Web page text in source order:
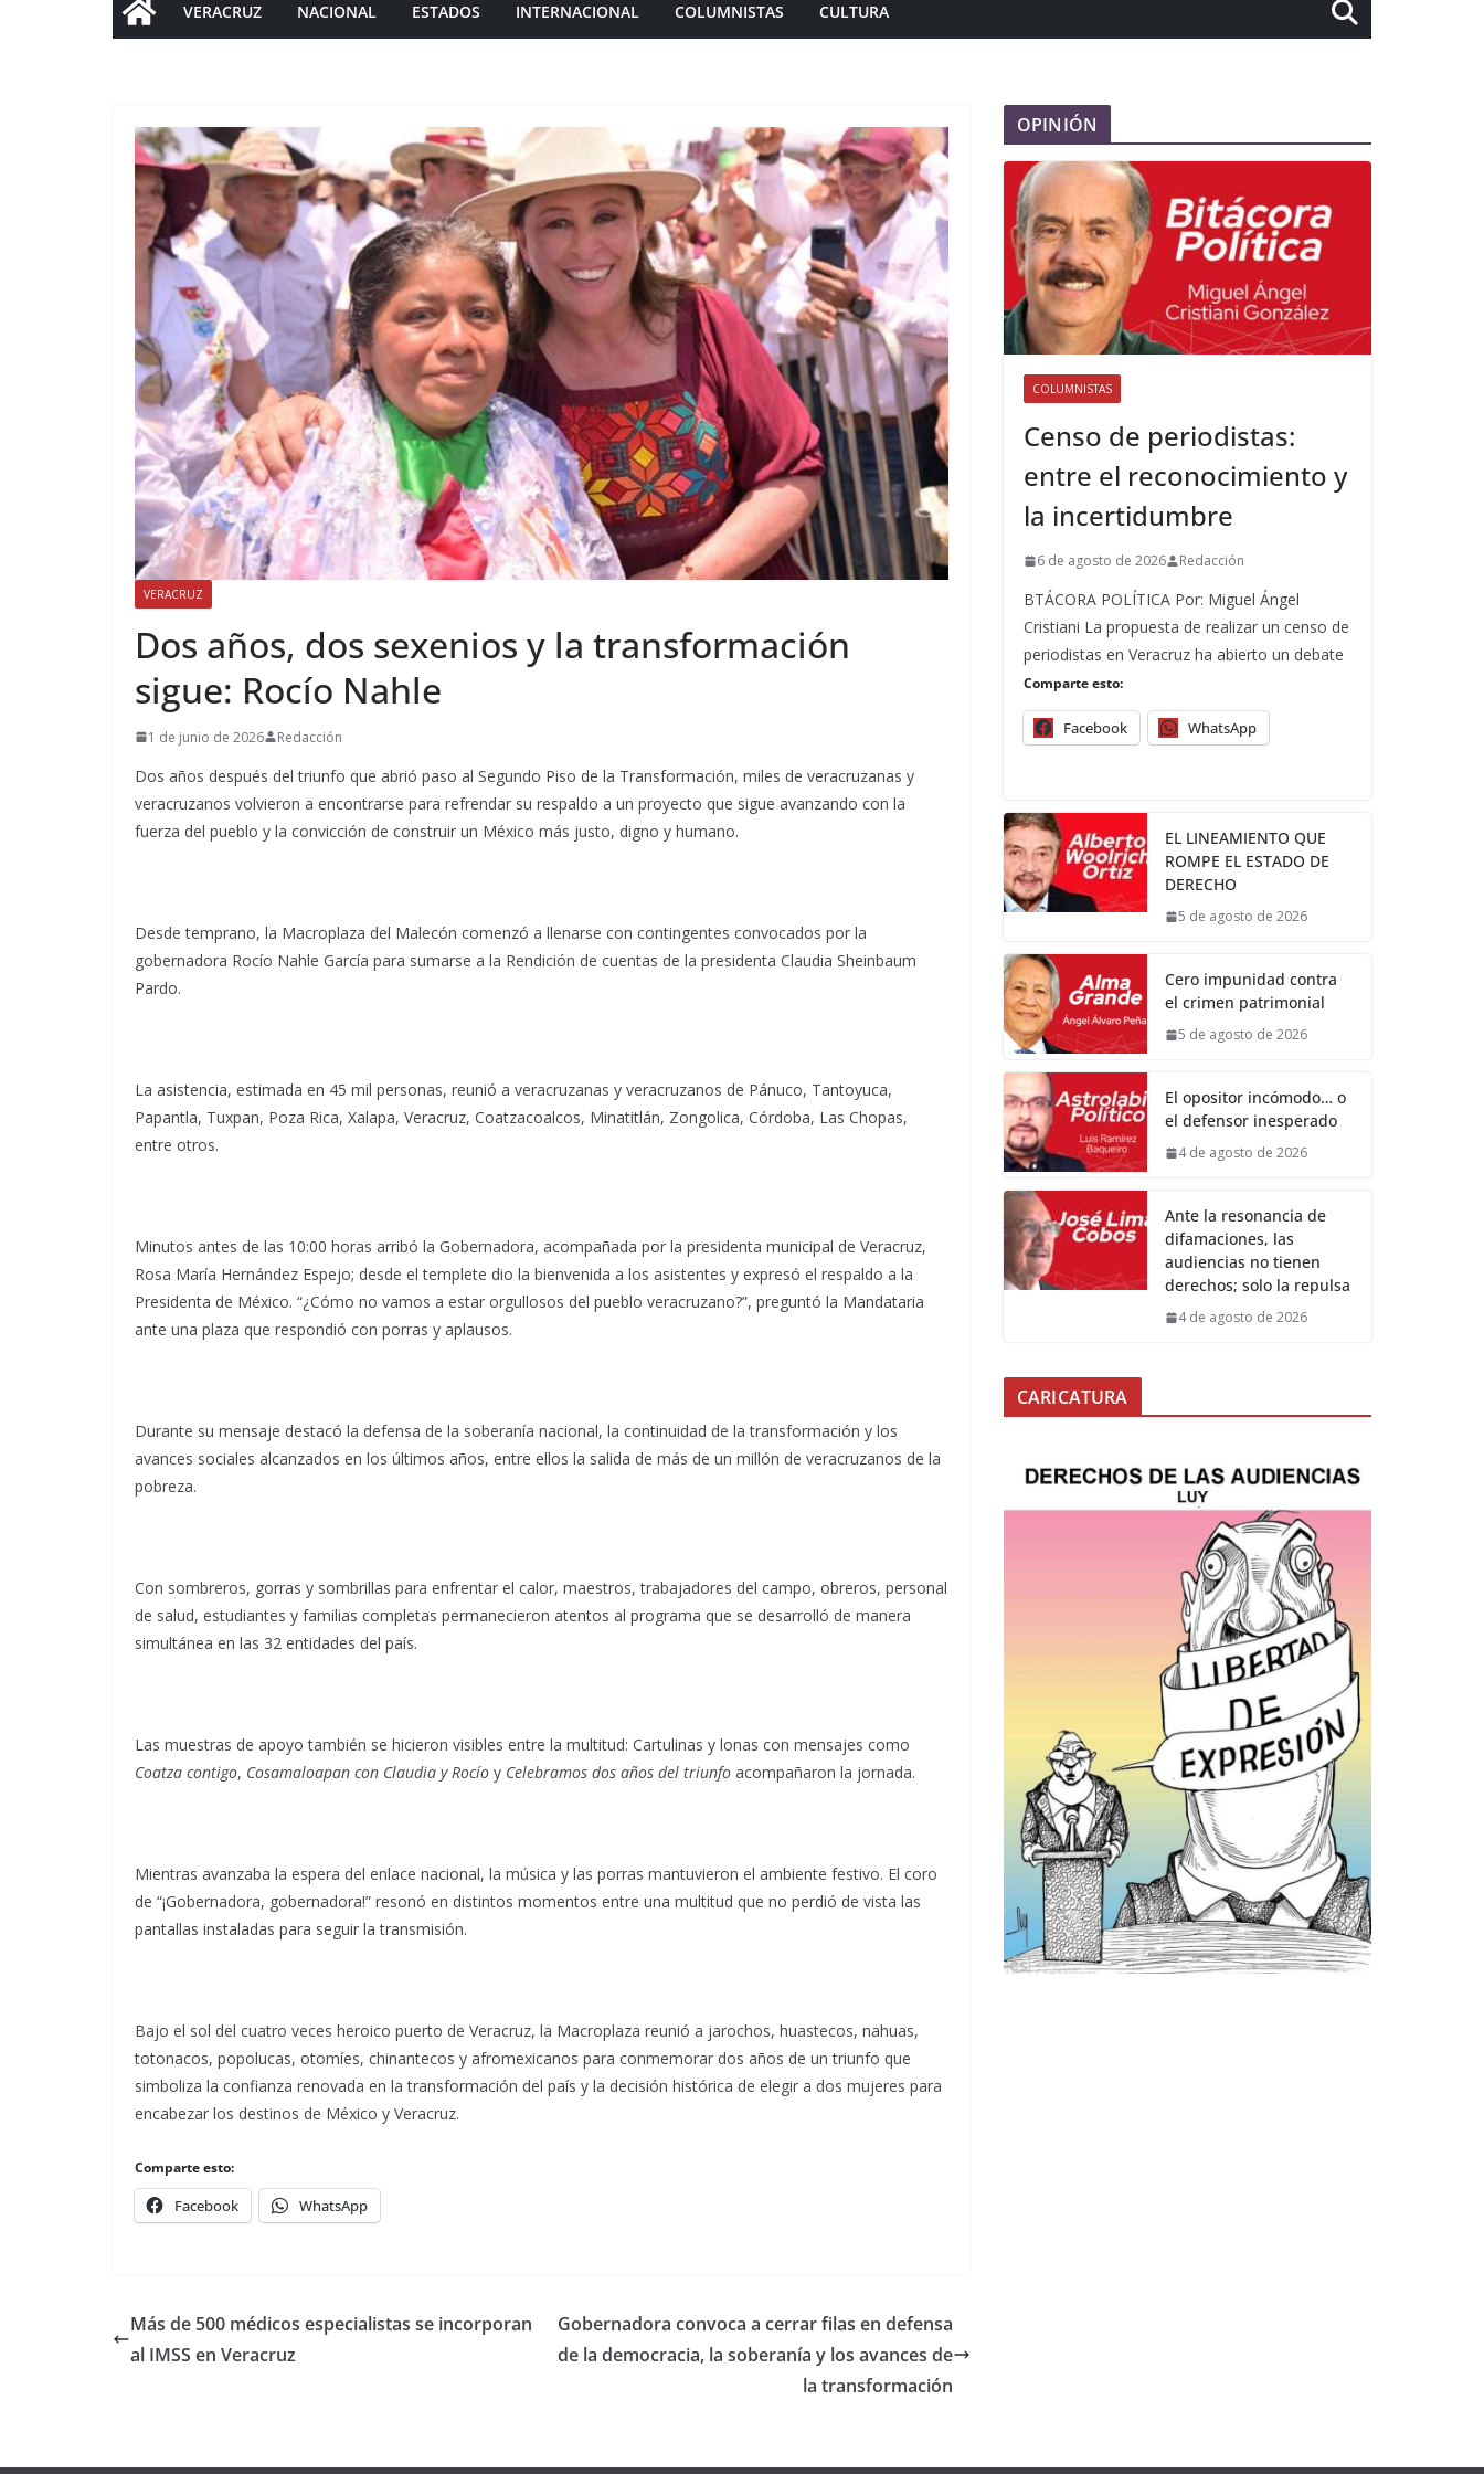
VERACRUZ NACIONAL ESTADOS INTERNACIONAL COLUMNISTAS CULTURA
VERACRUZ
Dos años, dos sexenios y la transformación
sigue: Rocío Nahle
1 de junio de 2026 Redacción
Dos años después del triunfo que abrió paso al Segundo Piso de la Transformación, miles de veracruzanas y
veracruzanos volvieron a encontrarse para refrendar su respaldo a un proyecto que sigue avanzando con la
fuerza del pueblo y la convicción de construir un México más justo, digno y humano.
Desde temprano, la Macroplaza del Malecón comenzó a llenarse con contingentes convocados por la
gobernadora Rocío Nahle García para sumarse a la Rendición de cuentas de la presidenta Claudia Sheinbaum
Pardo.
La asistencia, estimada en 45 mil personas, reunió a veracruzanas y veracruzanos de Pánuco, Tantoyuca,
Papantla, Tuxpan, Poza Rica, Xalapa, Veracruz, Coatzacoalcos, Minatitlán, Zongolica, Córdoba, Las Chopas,
entre otros.
Minutos antes de las 10:00 horas arribó la Gobernadora, acompañada por la presidenta municipal de Veracruz,
Rosa María Hernández Espejo; desde el templete dio la bienvenida a los asistentes y expresó el respaldo a la
Presidenta de México. “¿Cómo no vamos a estar orgullosos del pueblo veracruzano?”, preguntó la Mandataria
ante una plaza que respondió con porras y aplausos.
Durante su mensaje destacó la defensa de la soberanía nacional, la continuidad de la transformación y los
avances sociales alcanzados en los últimos años, entre ellos la salida de más de un millón de veracruzanos de la
pobreza.
Con sombreros, gorras y sombrillas para enfrentar el calor, maestros, trabajadores del campo, obreros, personal
de salud, estudiantes y familias completas permanecieron atentos al programa que se desarrolló de manera
simultánea en las 32 entidades del país.
Las muestras de apoyo también se hicieron visibles entre la multitud: Cartulinas y lonas con mensajes como
Coatza contigo, Cosamaloapan con Claudia y Rocío y Celebramos dos años del triunfo acompañaron la jornada.
Mientras avanzaba la espera del enlace nacional, la música y las porras mantuvieron el ambiente festivo. El coro
de “¡Gobernadora, gobernadora!” resonó en distintos momentos entre una multitud que no perdió de vista las
pantallas instaladas para seguir la transmisión.
Bajo el sol del cuatro veces heroico puerto de Veracruz, la Macroplaza reunió a jarochos, huastecos, nahuas,
totonacos, popolucas, otomíes, chinantecos y afromexicanos para conmemorar dos años de un triunfo que
simboliza la confianza renovada en la transformación del país y la decisión histórica de elegir a dos mujeres para
encabezar los destinos de México y Veracruz.
Comparte esto:
Facebook WhatsApp
Más de 500 médicos especialistas se incorporan
al IMSS en Veracruz
Gobernadora convoca a cerrar filas en defensa
de la democracia, la soberanía y los avances de
la transformación
OPINIÓN
COLUMNISTAS
Censo de periodistas:
entre el reconocimiento y
la incertidumbre
6 de agosto de 2026 Redacción
BTÁCORA POLÍTICA Por: Miguel Ángel
Cristiani La propuesta de realizar un censo de
periodistas en Veracruz ha abierto un debate
Comparte esto:
Facebook WhatsApp
EL LINEAMIENTO QUE
ROMPE EL ESTADO DE
DERECHO
5 de agosto de 2026
Cero impunidad contra
el crimen patrimonial
5 de agosto de 2026
El opositor incómodo… o
el defensor inesperado
4 de agosto de 2026
Ante la resonancia de
difamaciones, las
audiencias no tienen
derechos; solo la repulsa
4 de agosto de 2026
CARICATURA